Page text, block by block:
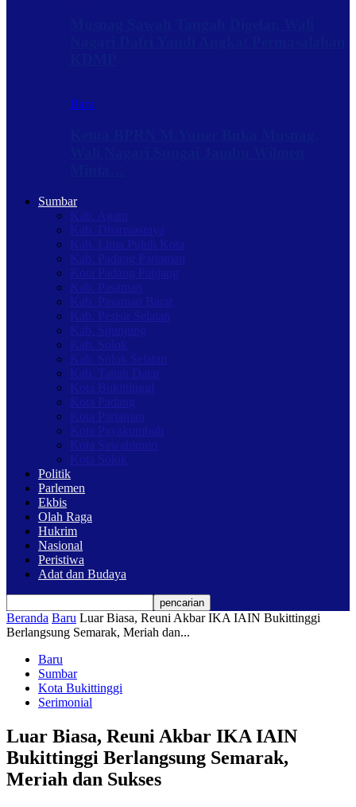
Baru
Sumbar
Kab. Agam
Kab. Dharmasraya
Kab. Lima Puluh Kota
Kab. Padang Pariaman
Kota Padang Panjang
Kab. Pasaman
Kab. Pasaman Barat
Kab. Pesisir Selatan
Kab. Sijunjung
Kab. Solok
Kab. Solok Selatan
Kab. Tanah Datar
Kota Bukittinggi
Kota Padang
Kota Pariaman
Kota Payakumbuh
Kota Sawahlunto
Kota Solok
Politik
Parlemen
Ekbis
Olah Raga
Hukrim
Nasional
Peristiwa
Adat dan Budaya
Beranda Baru Luar Biasa, Reuni Akbar IKA IAIN Bukittinggi
Berlangsung Semarak, Meriah dan...
Baru
Sumbar
Kota Bukittinggi
Serimonial
Luar Biasa, Reuni Akbar IKA IAIN
Bukittinggi Berlangsung Semarak,
Meriah dan Sukses